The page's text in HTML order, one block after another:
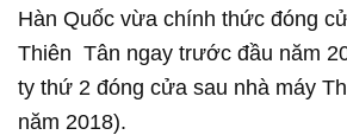
Hàn Quốc vừa chính thức đóng
Thiên Tân ngay trước đầu năm
ty thứ 2 đóng cửa sau nhà máy
năm 2018).